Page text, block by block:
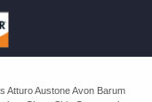
Atturo Austone Avon Barum